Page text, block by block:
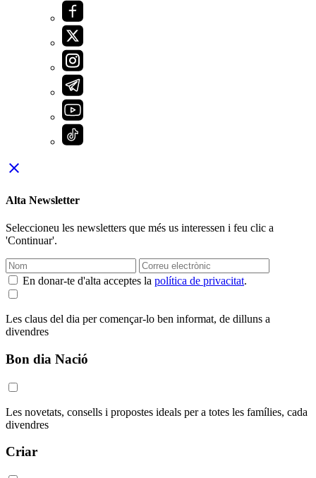
close
Alta Newsletter
Seleccioneu les newsletters que més us interessen i feu clic a
'Continuar'.
En donar-te d'alta acceptes la política de privacitat.
Les claus del dia per començar-lo ben informat, de dilluns a
divendres
Bon dia Nació
Les novetats, consells i propostes ideals per a totes les famílies, cada
divendres
Criar